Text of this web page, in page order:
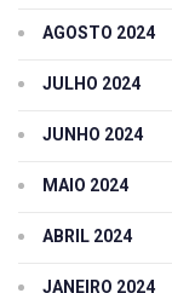
AGOSTO 2024
JULHO 2024
JUNHO 2024
MAIO 2024
ABRIL 2024
JANEIRO 2024